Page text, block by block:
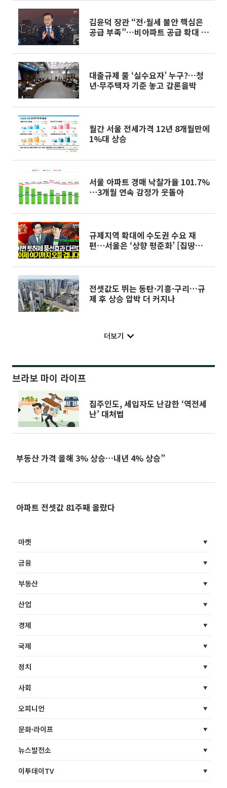
김윤덕 장관 “전·월세 불안 핵심은
공급 부족”…비아파트 공급 확대 추
대출규제 풀 ‘실수요자’ 누구?…청
년·무주택자 기준 놓고 갑론을박
월간 서울 전세가격 12년 8개월만에
1%대 상승
서울 아파트 경매 낙찰가율 101.7%
⋯3개월 연속 감정가 웃돌아
규제지역 확대에 수도권 수요 재
편⋯서울은 ‘상향 평준화’ [집땅지
전셋값도 뛰는 동탄·기흥·구리…규
제 후 상승 압박 더 커지나
더보기
브라보 마이 라이프
집주인도, 세입자도 난감한 ‘역전세
난’ 대처법
부동산 가격 올해 3% 상승…내년 4% 상승”
아파트 전셋값 81주째 올랐다
마켓
금융
부동산
산업
경제
국제
정치
사회
오피니언
문화·라이프
뉴스발전소
이투데이TV